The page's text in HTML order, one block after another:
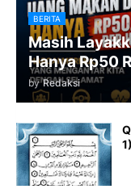
BERITA
Masih
Hanya Rp50
by Redaksi
1)